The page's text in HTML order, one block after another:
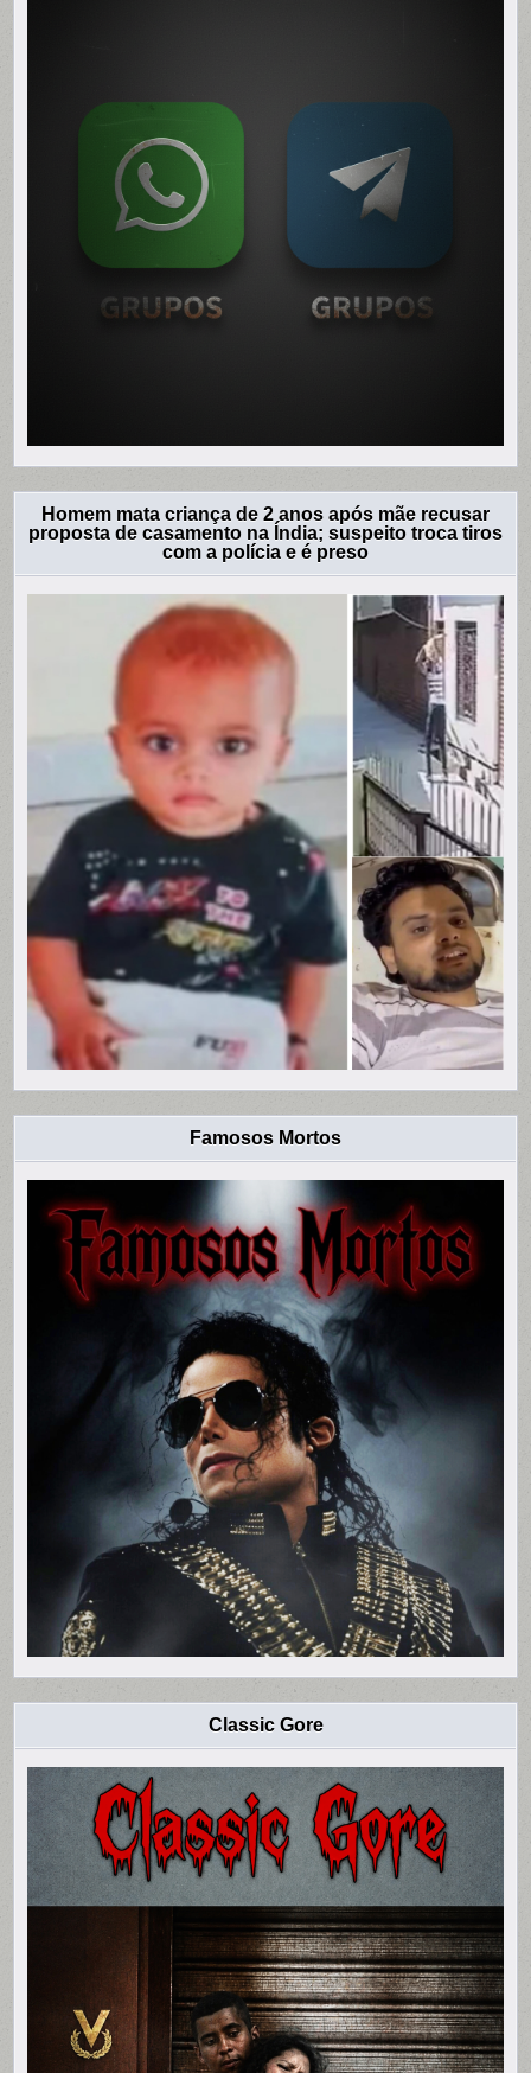
Homem mata criança de 2 anos após mãe recusar
proposta de casamento na Índia; suspeito troca tiros
com a polícia e é preso
Famosos Mortos
Classic Gore